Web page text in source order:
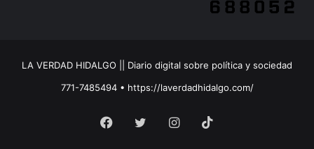
LA VERDAD HIDALGO || Diario digital sobre política y sociedad
771-7485494 • https://laverdadhidalgo.com/
Facebook
TwitterInstagram